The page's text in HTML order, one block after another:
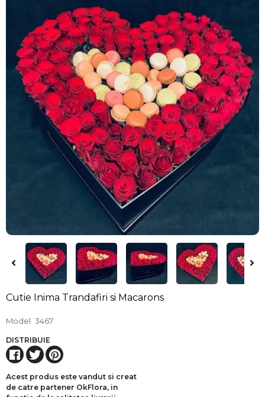
Cutie Inima Trandafiri si Macarons
Model 3467
DISTRIBUIE
Acest produs este vandut si creat
de catre partener OkFlora, in